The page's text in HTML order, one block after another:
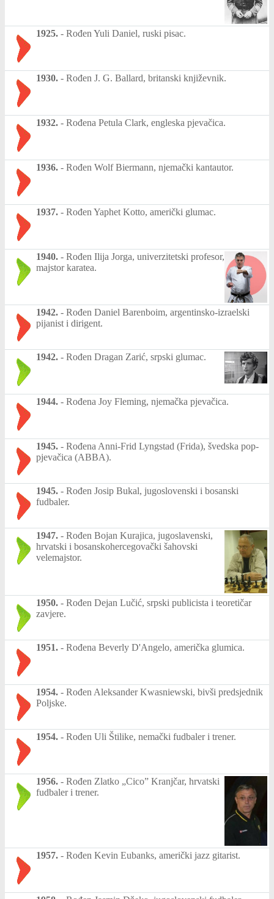
1925. - Rođen Yuli Daniel, ruski pisac.
1930. - Rođen J. G. Ballard, britanski književnik.
1932. - Rođena Petula Clark, engleska pjevačica.
1936. - Rođen Wolf Biermann, njemački kantautor.
1937. - Rođen Yaphet Kotto, američki glumac.
1940. - Rođen Ilija Jorga, univerzitetski profesor,
majstor karatea.
1942. - Rođen Daniel Barenboim, argentinsko-izraelski
pijanist i dirigent.
1942. - Rođen Dragan Zarić, srpski glumac.
1944. - Rođena Joy Fleming, njemačka pjevačica.
1945. - Rođena Anni-Frid Lyngstad (Frida), švedska pop-
pjevačica (ABBA).
1945. - Rođen Josip Bukal, jugoslovenski i bosanski
fudbaler.
1947. - Rođen Bojan Kurajica, jugoslavenski,
hrvatski i bosanskohercegovački šahovski
velemajstor.
1950. - Rođen Dejan Lučić, srpski publicista i teoretičar
zavjere.
1951. - Rođena Beverly D'Angelo, američka glumica.
1954. - Rođen Aleksander Kwasniewski, bivši predsjednik
Poljske.
1954. - Rođen Uli Štilike, nemački fudbaler i trener.
1956. - Rođen Zlatko „Cico” Kranjčar, hrvatski
fudbaler i trener.
1957. - Rođen Kevin Eubanks, američki jazz gitarist.